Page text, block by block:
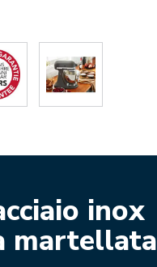
inox
martellata